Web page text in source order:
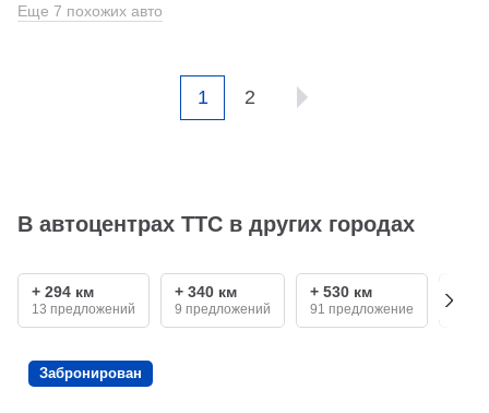
Еще 7 похожих авто
1 2
В автоцентрах ТТС в других городах
+ 294 км
13 предложений
+ 340 км
9 предложений
+ 530 км
91 предложение
Забронирован